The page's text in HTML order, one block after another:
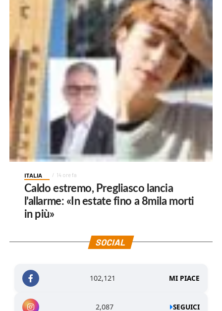
ITALIA 14 ore fa
Caldo estremo, Pregliasco lancia
l’allarme: «In estate fino a 8mila morti
in più»
SOCIAL
102,121 MI PIACE
2,087 SEGUICI